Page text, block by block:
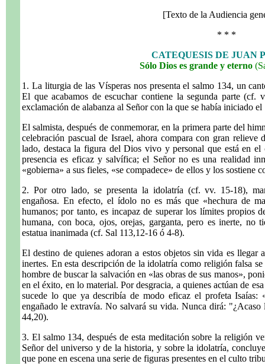
[Texto de la Audiencia
* * *
CATEQUESIS DE JUAN
Sólo Dios es grande y eterno
1. La liturgia de las Vísperas nos presenta el salmo 134, un
El que acabamos de escuchar contiene la segunda parte
exclamación de alabanza al Señor con la que se había iniciado el
El salmista, después de conmemorar, en la primera parte del
celebración pascual de Israel, ahora compara con gran relieve
lado, destaca la figura del Dios vivo y personal que está en
presencia es eficaz y salvífica; el Señor no es una realidad
«gobierna» a sus fieles, «se compadece» de ellos y los sostiene
2. Por otro lado, se presenta la idolatría (cf. vv. 15-18),
engañosa. En efecto, el ídolo no es más que «hechura de
humanos; por tanto, es incapaz de superar los límites propios
humana, con boca, ojos, orejas, garganta, pero es inerte, no
estatua inanimada (cf. Sal 113,12-16 ó 4-8).
El destino de quienes adoran a estos objetos sin vida es llegar
inertes. En esta descripción de la idolatría como religión falsa
hombre de buscar la salvación en «las obras de sus manos»,
en el éxito, en lo material. Por desgracia, a quienes actúan de
sucede lo que ya describía de modo eficaz el profeta
engañado le extravía. No salvará su vida. Nunca dirá:
44,20).
3. El salmo 134, después de esta meditación sobre la religión
Señor del universo y de la historia, y sobre la idolatría,
que pone en escena una serie de figuras presentes en el culto